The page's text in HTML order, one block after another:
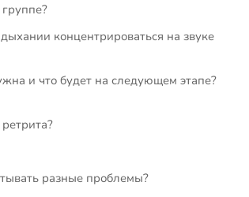
концентрироваться на звуке
и что будет на следующем этапе?
разные проблемы?